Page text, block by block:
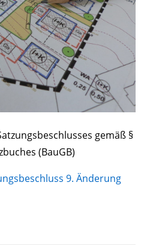
gemäß §
(BauGB)
9. Änderung